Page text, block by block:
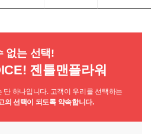
없는 선택!
젠틀맨플라워
단 하나입니다. 고객이 우리를 선택하는
의 선택이 되도록 약속합니다.